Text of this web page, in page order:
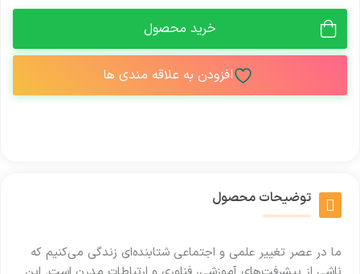
خرید محصول
افزودن به علاقه مندی ها
توضیحات محصول
ما در عصر تغییر علمی و اجتماعی شتابنده‌ای زندگی می‌کنیم که